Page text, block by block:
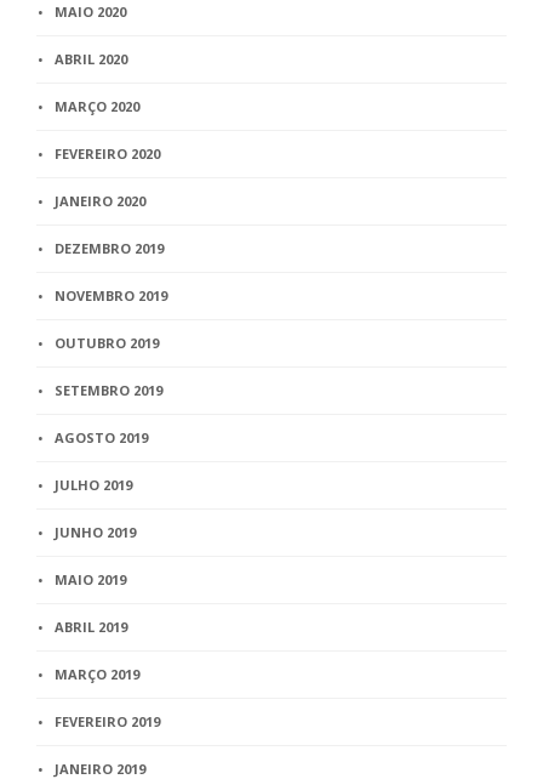
MAIO 2020
ABRIL 2020
MARÇO 2020
FEVEREIRO 2020
JANEIRO 2020
DEZEMBRO 2019
NOVEMBRO 2019
OUTUBRO 2019
SETEMBRO 2019
AGOSTO 2019
JULHO 2019
JUNHO 2019
MAIO 2019
ABRIL 2019
MARÇO 2019
FEVEREIRO 2019
JANEIRO 2019